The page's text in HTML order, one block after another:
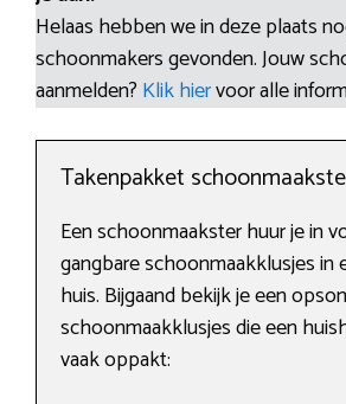
Helaas hebben we in deze plaats
schoonmakers gevonden. Jouw
aanmelden? Klik hiervoor alle
Takenpakket
Een schoonmaakster huur je in
gangbare schoonmaakklusjes in
huis. Bijgaand bekijk je een
schoonmaakklusjes die een
vaak oppakt: